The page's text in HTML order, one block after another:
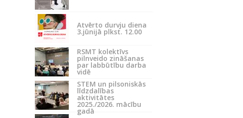
Atvērto durvju diena
3.jūnijā plkst. 12.00
RSMT kolektīvs
pilnveido zināšanas
par labbūtību darba
vidē
STEM un pilsoniskās
līdzdalības
aktivitātes
2025./2026. mācību
gadā